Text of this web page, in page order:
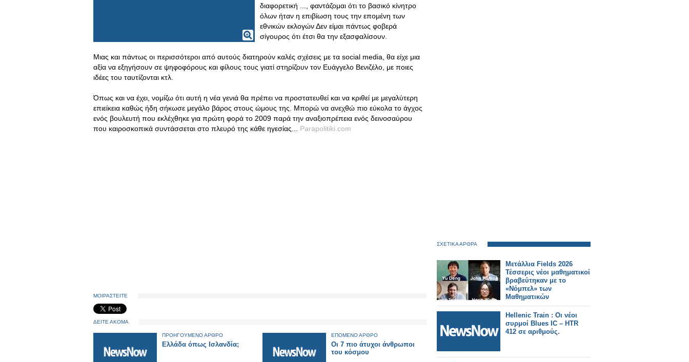
διαφορετική ..., φαντάζομαι ότι το βασικό κίνητρο
όλων ήταν η επιβίωση τους την επομένη των
εθνικών εκλογών Δεν είμαι πάντως φοβερά
σίγουρος ότι έτσι θα την εξασφαλίσουν.
Μιας και πάντως οι περισσότεροι από αυτούς διατηρούν καλές σχέσεις με τα social media, θα είχε μια
αξία να εξηγήσουν σε ψηφοφόρους και φίλους τους γιατί στηρίζουν τον Ευάγγελο Βενιζέλο, με ποιες
ιδέες του ταυτίζονται κτλ.
Όπως και να έχει, νομίζω ότι αυτή η νέα γενιά θα πρέπει να προστατευθεί και να κριθεί με μεγαλύτερη
επιείκεια καθώς ήδη σήκωσε μεγάλο βάρος στους ώμους της. Μπορώ να ανεχθώ πιο εύκολα το άγχος
ενός βουλευτή που εκλέχθηκε για πρώτη φορά το 2009 παρά την αναξιοπρέπεια ενός δεινοσαύρου
που καιροσκοπικά συντάσσεται στο πλευρό της κάθε ηγεσίας... Parapolitiki.com
ΜΟΙΡΑΣΤΕΙΤΕ
ΔΕΙΤΕ ΑΚΟΜΑ
ΠΡΟΗΓΟΥΜΕΝΟ ΑΡΘΡΟ
Ελλάδα όπως Ισλανδία;
ΕΠΟΜΕΝΟ ΑΡΘΡΟ
Oι 7 πιο άτυχοι άνθρωποι
του κόσμου
ΣΧΕΤΙΚΑ ΑΡΘΡΑ
Μετάλλια Fields 2026
Τέσσερις νέοι μαθηματικοί
βραβεύτηκαν με το
«Νόμπελ» των
Μαθηματικών
Hellenic Train : Οι νέοι
συρμοί Blues IC – HTR
412 σε αριθμούς.